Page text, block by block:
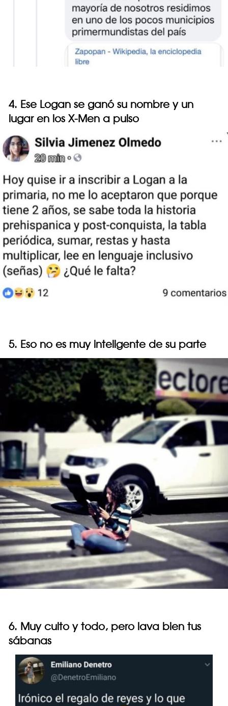
4. Ese Logan se ganó su nombre y un
lugar en los X-Men a pulso
5. Eso no es muy inteligente de su parte
6. Muy culto y todo, pero lava bien tus
sábanas